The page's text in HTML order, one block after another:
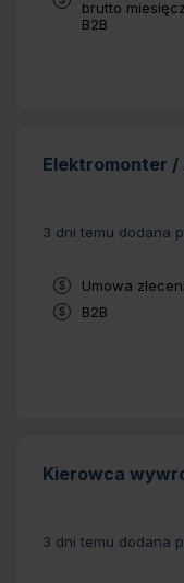
brutto
Typ umowy:
B2B
Elektromonter
3 dni temu dodana
Typ umowy:
Umowa
Typ umowy:
B2B
Kierowca
3 dni temu dodana